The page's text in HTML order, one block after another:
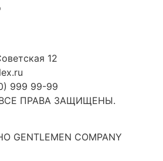
12
999 99-99
ВСЕ ПРАВА ЗАЩИЩЕНЫ.
GENTLEMEN COMPANY